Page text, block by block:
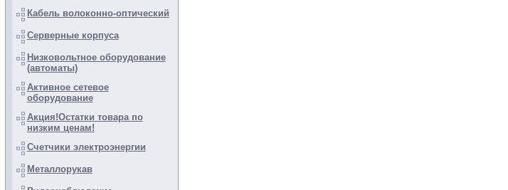
Кабель волоконно-оптический
Серверные корпуса
Низковольтное оборудование
(автоматы)
Активное сетевое
оборудование
Акция!Остатки товара по
низким ценам!
Счетчики электроэнергии
Металлорукав